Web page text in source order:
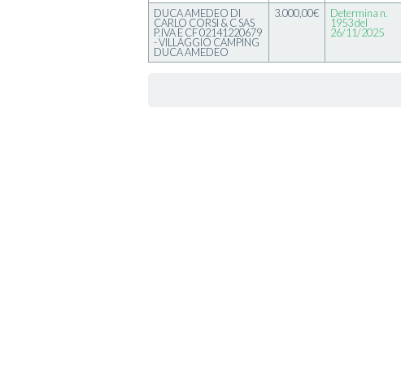
DUCA AMEDEO DI
CARLO CORSI & C SAS
P.IVA E CF 02141220679
- VILLAGGIO CAMPING
DUCA AMEDEO
3.000,00€ Determina n.
1953 del
26/11/2025